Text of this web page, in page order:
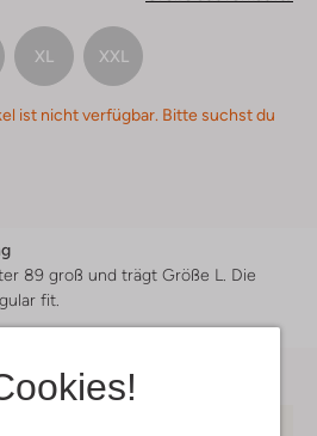
XL XXL
ist nicht verfügbar. Bitte suchst du
89 groß und trägt Größe L. Die
fit